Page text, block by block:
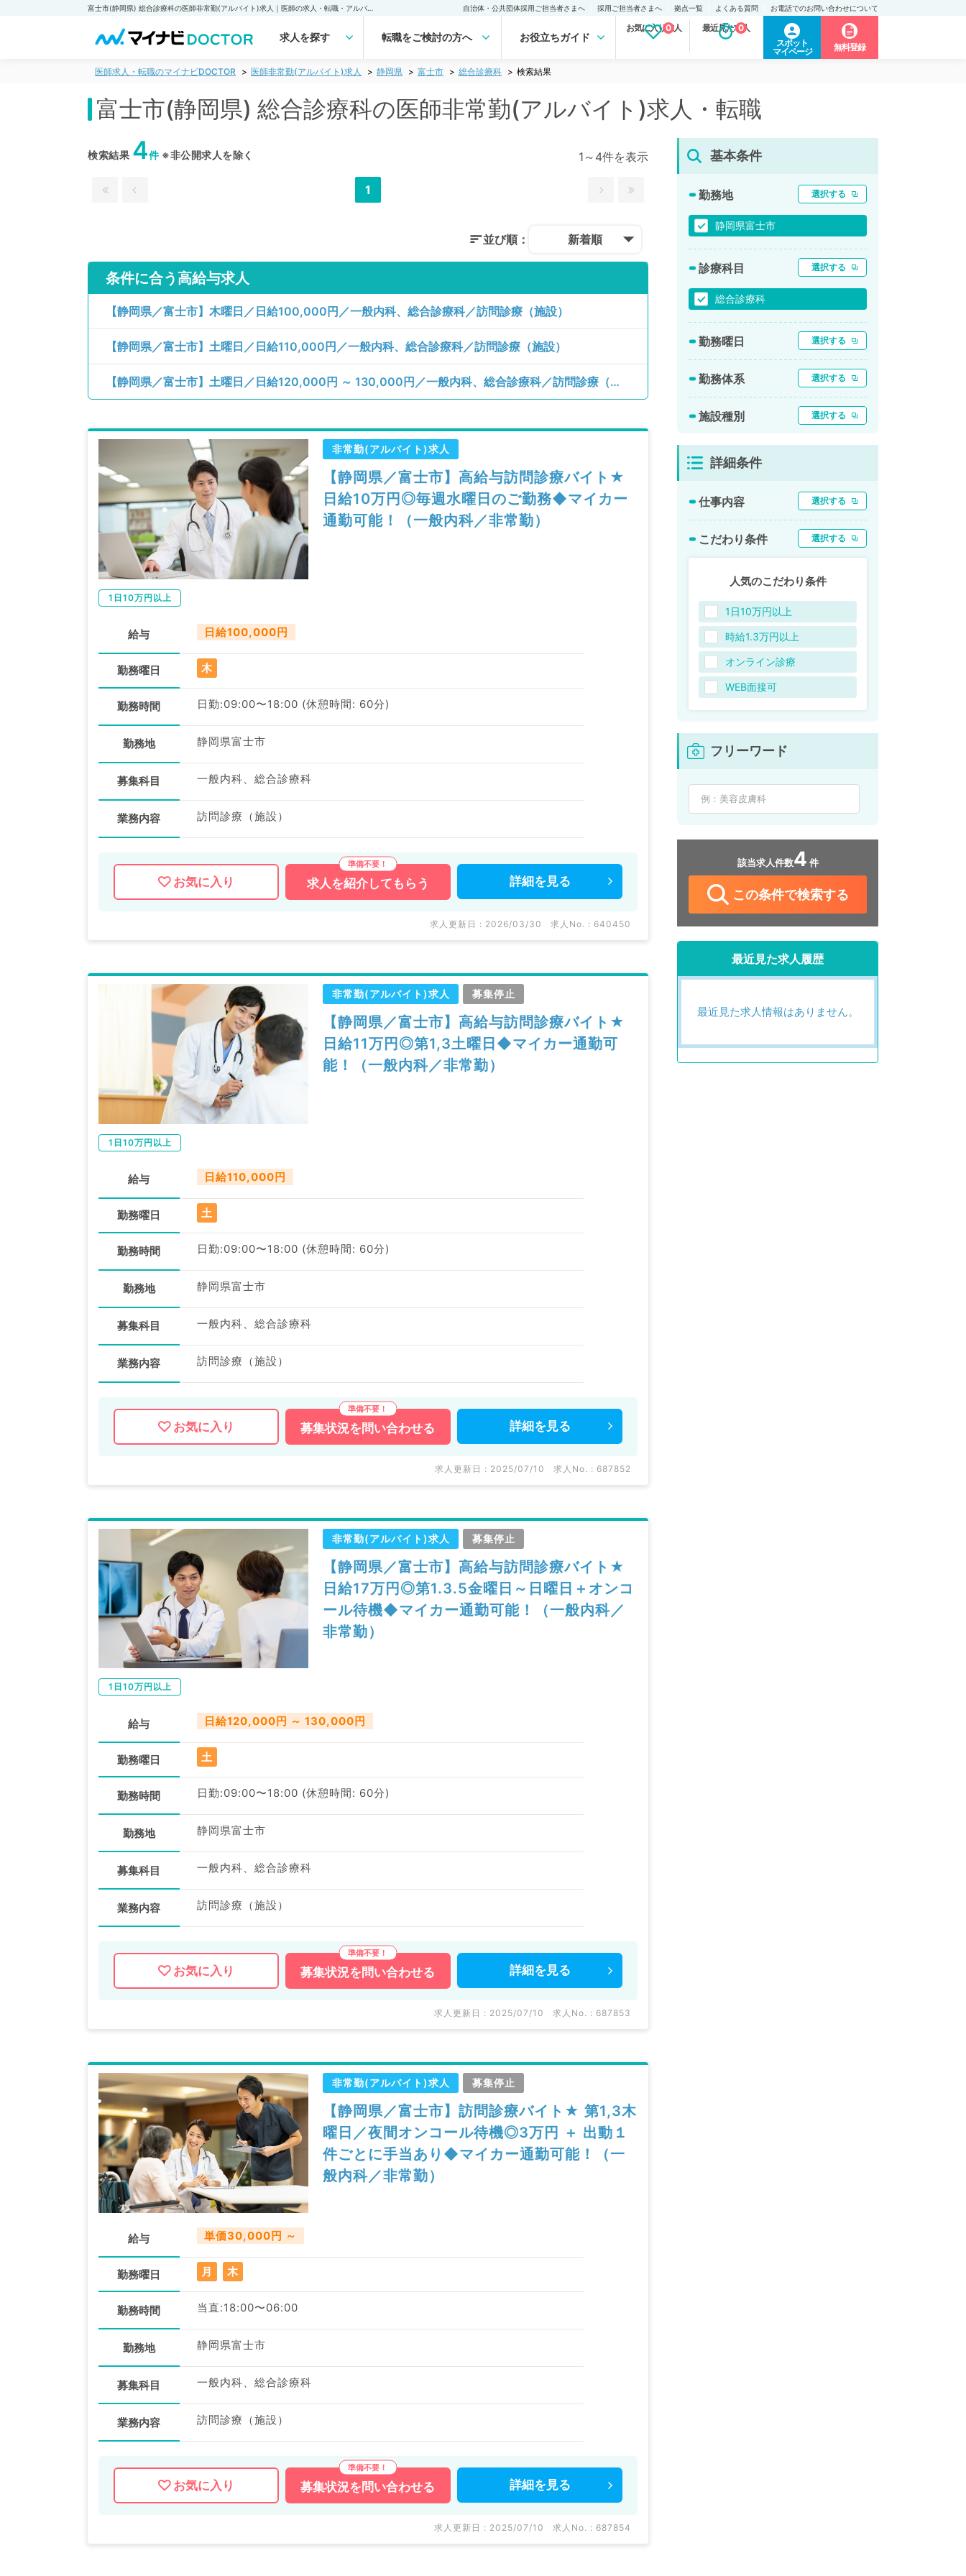
自治体・公共団体採用ご担当者さまへ 採用ご担当者さまへ 拠点一覧 よくある質問 お電話でのお問い合わせについて
求人を探す 転職をご検討の方へ お役立ちガイド
お気に入り求人
0 最近見た求人
0
スポット
マイページ
無料登録
医師求人・転職のマイナビDOCTOR 医師非常勤(アルバイト)求人 静岡県 富士市 総合診療科 検索結果
富士市(静岡県) 総合診療科の医師非常勤(アルバイト)求人・転職
検索結果 4件※非公開求人を除く 1～4件を表示
1
並び順： 新着順
条件に合う高給与求人
【静岡県／富士市】木曜日／日給100,000円／一般内科、総合診療科／訪問診療（施設）
【静岡県／富士市】土曜日／日給110,000円／一般内科、総合診療科／訪問診療（施設）
【静岡県／富士市】土曜日／日給120,000円 ～ 130,000円／一般内科、総合診療科／訪問診療（施設）
非常勤(アルバイト)求人
【静岡県／富士市】高給与訪問診療バイト★
日給10万円◎毎週水曜日のご勤務◆マイカー
通勤可能！（一般内科／非常勤）
1日10万円以上
給与 日給100,000円
勤務曜日 木
勤務時間 日勤:09:00〜18:00 (休憩時間: 60分)
勤務地 静岡県富士市
募集科目 一般内科、総合診療科
業務内容 訪問診療（施設）
お気に入り 求人を紹介してもらう 詳細を 見る
求人更新日 : 2026/03/30 求人No. : 640450
非常勤(アルバイト)求人 募集停止
【静岡県／富士市】高給与訪問診療バイト★
日給11万円◎第1,3土曜日◆マイカー通勤可
能！（一般内科／非常勤）
1日10万円以上
給与 日給110,000円
勤務曜日 土
勤務時間 日勤:09:00〜18:00 (休憩時間: 60分)
勤務地 静岡県富士市
募集科目 一般内科、総合診療科
業務内容 訪問診療（施設）
お気に入り 募集状況を 問い合わせる 詳細を 見る
求人更新日 : 2025/07/10 求人No. : 687852
非常勤(アルバイト)求人 募集停止
【静岡県／富士市】高給与訪問診療バイト★
日給17万円◎第1.3.5金曜日～日曜日＋オンコ
ール待機◆マイカー通勤可能！（一般内科／
非常勤）
1日10万円以上
給与 日給120,000円 ～ 130,000円
勤務曜日 土
勤務時間 日勤:09:00〜18:00 (休憩時間: 60分)
勤務地 静岡県富士市
募集科目 一般内科、総合診療科
業務内容 訪問診療（施設）
お気に入り 募集状況を 問い合わせる 詳細を 見る
求人更新日 : 2025/07/10 求人No. : 687853
非常勤(アルバイト)求人 募集停止
【静岡県／富士市】訪問診療バイト★ 第1,3木
曜日／夜間オンコール待機◎3万円 ＋ 出動１
件ごとに手当あり◆マイカー通勤可能！（一
般内科／非常勤）
給与 単価30,000円 ～
勤務曜日 月 木
勤務時間 当直:18:00〜06:00
勤務地 静岡県富士市
募集科目 一般内科、総合診療科
業務内容 訪問診療（施設）
お気に入り 募集状況を 問い合わせる 詳細を 見る
求人更新日 : 2025/07/10 求人No. : 687854
基本条件
勤務地 選択する
静岡県富士市
診療科目 選択する
総合診療科
勤務曜日 選択する
勤務体系 選択する
施設種別 選択する
詳細条件
仕事内容 選択する
こだわり条件 選択する
人気のこだわり条件
1日10万円以上
時給1.3万円以上
オンライン診療
WEB面接可
フリーワード
該当求人件数4 件
この条件で検索する
最近見た求人履歴
最近見た求人情報はありません。